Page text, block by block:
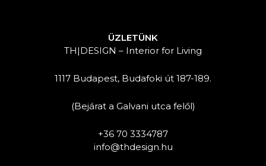
ÜZLETÜNK
TH|DESIGN – Interior for Living
1117 Budapest, Budafoki út 187-189.
(Bejárat a Galvani utca felől)
+36 70 3334787
info@thdesign.hu